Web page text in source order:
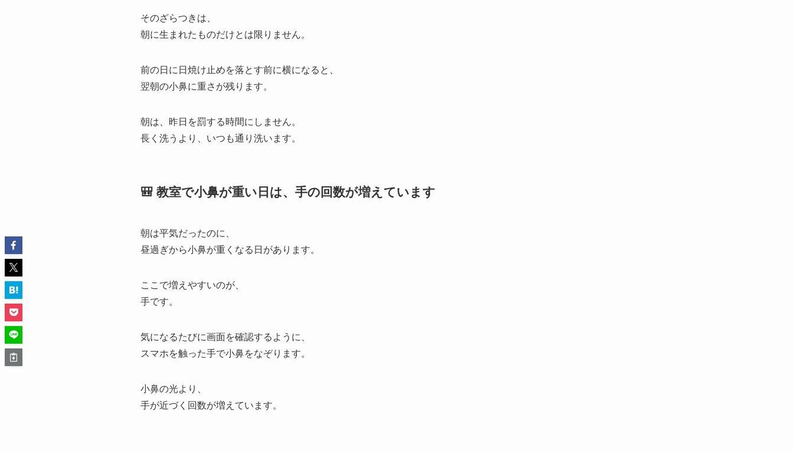
そのざらつきは、
朝に生まれたものだけとは限りません。
前の日に日焼け止めを落とす前に横になると、
翌朝の小鼻に重さが残ります。
朝は、昨日を罰する時間にしません。
長く洗うより、いつも通り洗います。
🎒 教室で小鼻が重い日は、手の回数が増えています
朝は平気だったのに、
昼過ぎから小鼻が重くなる日があります。
ここで増えやすいのが、
手です。
気になるたびに画面を確認するように、
スマホを触った手で小鼻をなぞります。
小鼻の光より、
手が近づく回数が増えています。